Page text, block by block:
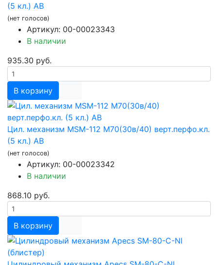
(5 кл.) AB
(нет голосов)
Артикул: 00-00023343
В наличии
935.30 руб.
В корзину
Цил. механизм MSM-112 М70(30в/40) верт.перфо.кл.
(5 кл.) AB
(нет голосов)
Артикул: 00-00023342
В наличии
868.10 руб.
В корзину